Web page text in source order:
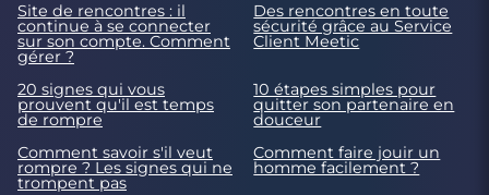
Site de rencontres : il
continue à se connecter
sur son compte. Comment
gérer ?
Des rencontres en toute
sécurité grâce au Service
Client Meetic
20 signes qui vous
prouvent qu'il est temps
de rompre
10 étapes simples pour
quitter son partenaire en
douceur
Comment savoir s'il veut
rompre ? Les signes qui ne
trompent pas
Comment faire jouir un
homme facilement ?